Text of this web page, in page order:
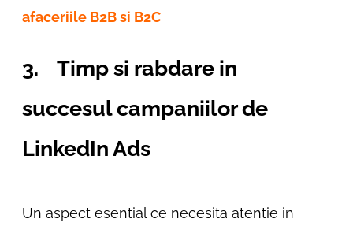
afaceriile B2B si B2C
3. Timp si rabdare in
succesul campaniilor de
LinkedIn Ads
Un aspect esential ce necesita atentie in